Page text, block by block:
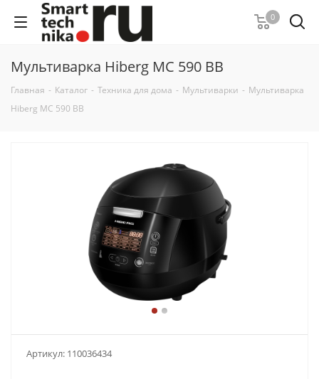
0
Мультиварка Hiberg MC 590 BB
Главная - Каталог - Техника для дома - Мультиварки - Мультиварка
Hiberg MC 590 BB
Артикул: 110036434